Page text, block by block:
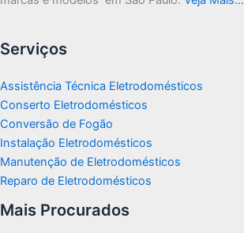
Serviços
Assistência Técnica Eletrodomésticos
Conserto Eletrodomésticos
Conversão de Fogão
Instalação Eletrodomésticos
Manutenção de Eletrodomésticos
Reparo de Eletrodomésticos
Mais Procurados